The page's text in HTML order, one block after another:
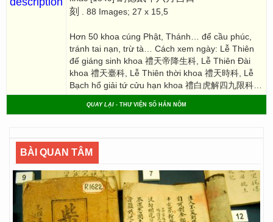
刻
. 88 Images; 27 x 15,5
Hơn 50 khoa cúng Phật, Thánh… để cầu phúc,
tránh tai nạn, trừ tà… Cách xem ngày: Lễ Thiên
đế giáng sinh khoa 禮天帝降生科, Lễ Thiên Đài
khoa 禮天臺科, Lễ Thiên thời khoa 禮天時科, Lễ
Bạch hổ giải tứ cửu hạn khoa 禮白虎解四九限科…
QUAY LẠI - THƯ VIỆN SỐ HÁN NÔM
BÀI QUAN TÂM